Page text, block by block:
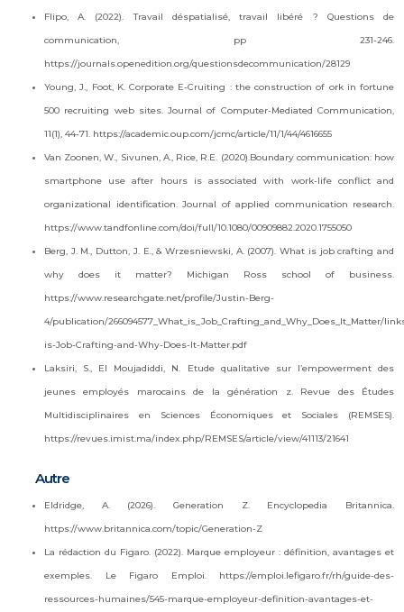
Flipo, A. (2022). Travail déspatialisé, travail libéré ? Questions de
communication, pp 231-246.
https://journals.openedition.org/questionsdecommunication/28129
Young, J., Foot, K. Corporate E-Cruiting : the construction of ork in fortune
500 recruiting web sites. Journal of Computer-Mediated Communication,
11(1), 44-71. https://academic.oup.com/jcmc/article/11/1/44/4616655
Van Zoonen, W., Sivunen, A., Rice, R.E. (2020).Boundary communication: how
smartphone use after hours is associated with work-life conflict and
organizational identification. Journal of applied communication research.
https://www.tandfonline.com/doi/full/10.1080/00909882.2020.1755050
Berg, J. M., Dutton, J. E., & Wrzesniewski, A. (2007). What is job crafting and
why does it matter? Michigan Ross school of business.
https://www.researchgate.net/profile/Justin-Berg-
4/publication/266094577_What_is_Job_Crafting_and_Why_Does_It_Matter/
is-Job-Crafting-and-Why-Does-It-Matter.pdf
Laksiri, S., El Moujadiddi, N. Etude qualitative sur l’empowerment des
jeunes employés marocains de la génération z. Revue des Études
Multidisciplinaires en Sciences Économiques et Sociales (REMSES).
https://revues.imist.ma/index.php/REMSES/article/view/41113/21641
Autre
Eldridge, A. (2026). Generation Z. Encyclopedia Britannica.
https://www.britannica.com/topic/Generation-Z
La rédaction du Figaro. (2022). Marque employeur : définition, avantages et
exemples. Le Figaro Emploi. https://emploi.lefigaro.fr/rh/guide-des-
ressources-humaines/545-marque-employeur-definition-avantages-et-